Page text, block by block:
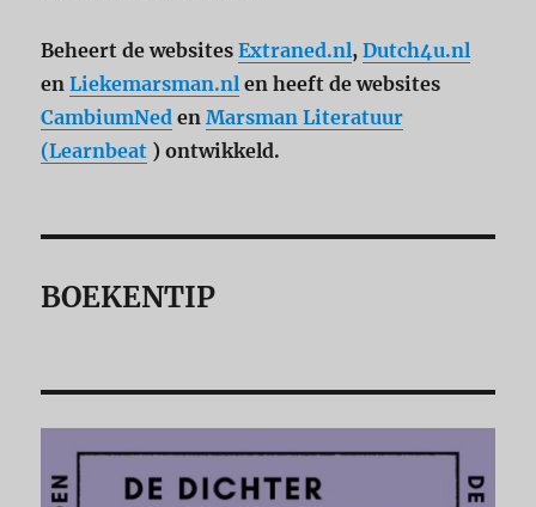
Beheert de websitesExtraned.nl,Dutch4u.nl
enLiekemarsman.nl en heeft de websites
CambiumNed enMarsman Literatuur
(Learnbeat ) ontwikkeld.
BOEKENTIP